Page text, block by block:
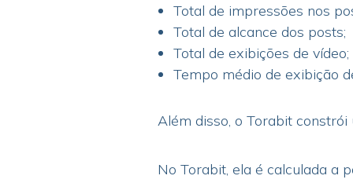
Total de impressões nos
Total de alcance dos posts;
Total de exibições de vídeo;
Tempo médio de exibição
Além disso, o Torabit
No Torabit, ela é calculada a